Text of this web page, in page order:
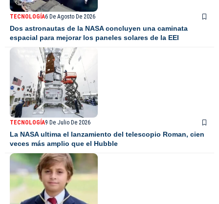
TECNOLOGÍA6 De Agosto De 2026
Dos astronautas de la NASA concluyen una caminata
espacial para mejorar los paneles solares de la EEI
TECNOLOGÍA9 De Julio De 2026
La NASA ultima el lanzamiento del telescopio Roman, cien
veces más amplio que el Hubble